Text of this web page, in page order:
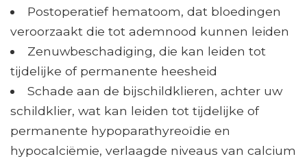
Postoperatief hematoom, dat bloedingen
veroorzaakt die tot ademnood kunnen leiden
Zenuwbeschadiging, die kan leiden tot
tijdelijke of permanente heesheid
Schade aan de bijschildklieren, achter uw
schildklier, wat kan leiden tot tijdelijke of
permanente hypoparathyreoïdie en
hypocalciëmie, verlaagde niveaus van calcium